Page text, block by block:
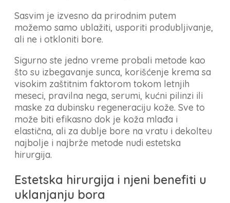
Sasvim je izvesno da prirodnim putem
možemo samo ublažiti, usporiti produbljivanje,
ali ne i otkloniti bore.
Sigurno ste jedno vreme probali metode kao
što su izbegavanje sunca, korišćenje krema sa
visokim zaštitnim faktorom tokom letnjih
meseci, pravilna nega, serumi, kućni pilinzi ili
maske za dubinsku regeneraciju kože. Sve to
može biti efikasno dok je koža mlađa i
elastična, ali za dublje bore na vratu i dekolteu
najbolje i najbrže metode nudi estetska
hirurgija.
Estetska hirurgija i njeni benefiti u
uklanjanju bora